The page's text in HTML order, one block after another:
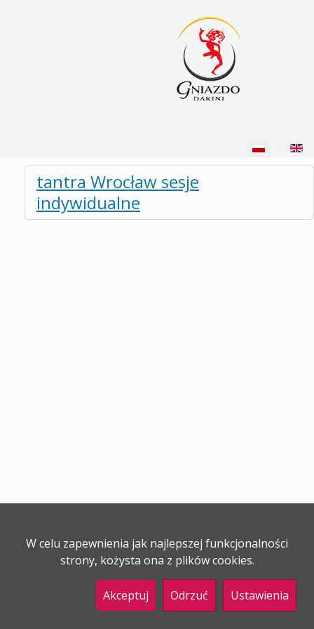
tantra Wrocław sesje
indywidualne
W celu zapewnienia jak najlepszej funkcjonalności
strony, kożysta ona z plików cookies.
Akceptuj Odrzuć Ustawienia